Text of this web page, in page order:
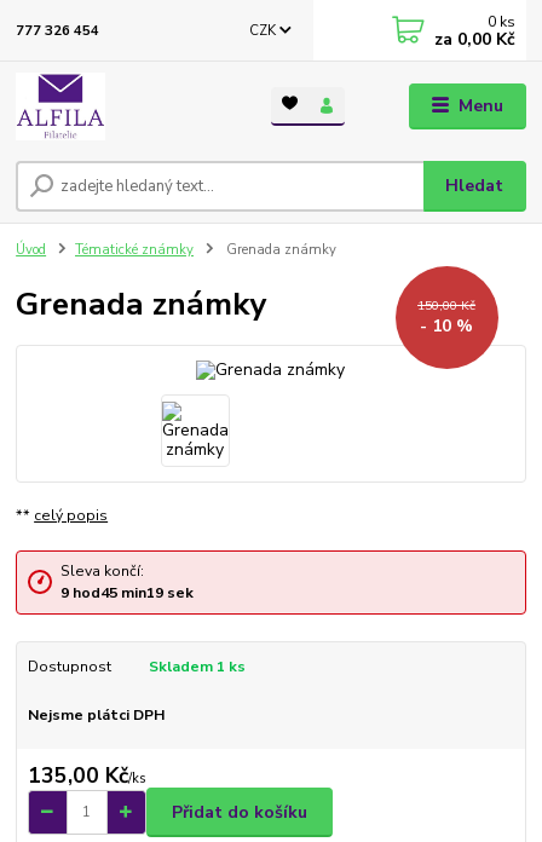
Menu
CZK
Hledat
777 326 454 0 ks
za 0,00 Kč
Úvod Tématické známky Grenada známky
Grenada známky 150,00 Kč
- 10 %
** celý popis
Sleva končí:
9hod45min19sek
Dostupnost Skladem 1 ks
Nejsme plátci DPH
135,00 Kč/ks
Přidat do košíku